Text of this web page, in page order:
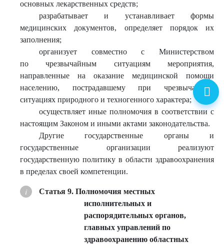
основных лекарственных средств;
разрабатывает и устанавливает формы
медицинских документов, определяет порядок их
заполнения;
организует совместно с Министерством
по чрезвычайным ситуациям мероприятия,
направленные на оказание медицинской помощи
населению, пострадавшему при чрезвычайных
ситуациях природного и техногенного характера;
осуществляет иные полномочия в соответствии с
настоящим Законом и иными актами законодательства.
Другие государственные органы и
государственные организации реализуют
государственную политику в области здравоохранения
в пределах своей компетенции.
Статья 9. Полномочия местных
исполнительных и
распорядительных органов,
главных управлений по
здравоохранению областных